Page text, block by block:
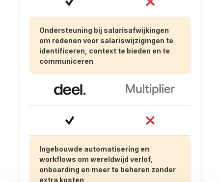
Ondersteuning bij salarisafwijkingen
om redenen voor salariswijzigingen te
identificeren, context te bieden en te
communiceren
Ingebouwde automatisering en
workflows om wereldwijd verlof,
onboarding en meer te beheren zonder
extra kosten